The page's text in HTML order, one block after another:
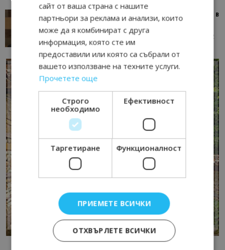
Тим Браун: Хотелите губят пари заради грешки в
данните и липсващи...
AI Travel Economy с Елица Стоилова 13/07/2026 09:02
сайт от ваша страна с нашите
партньори за реклама и анализи, които
може да я комбинират с друга
информация, която сте им
предоставили или която са събрали от
вашето използване на техните услуги.
Прочетете още
Строго
необходимо
Ефективност
Таргетиране Функционалност
ПРИЕМЕТЕ ВСИЧКИ
ОТХВЪРЛЕТЕ ВСИЧКИ